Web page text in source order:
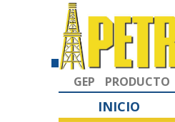
GEP PRODUCTO
INICIO